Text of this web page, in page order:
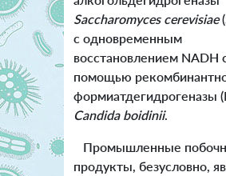
Saccharomyces cerevisiae
с одновременным
восстановлением NADH
помощью
формиатдегидрогеназы
Candida boidinii.
Промышленные
продукты, безусловно,